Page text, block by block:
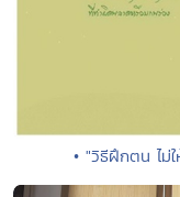
• "วิธีฝึกตน ไม่